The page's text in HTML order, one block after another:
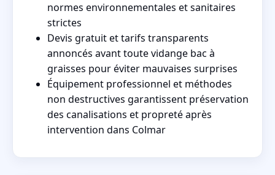
normes environnementales et sanitaires
strictes
Devis gratuit et tarifs transparents
annoncés avant toute vidange bac à
graisses pour éviter mauvaises surprises
Équipement professionnel et méthodes
non destructives garantissent préservation
des canalisations et propreté après
intervention dans Colmar